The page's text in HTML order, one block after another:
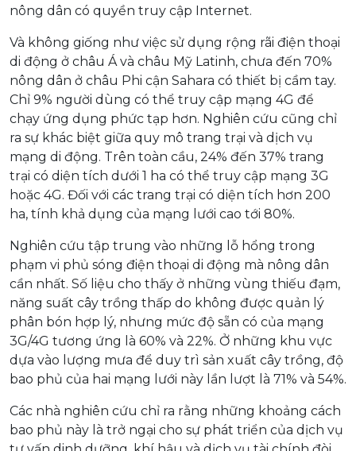
nông dân có quyền truy cập Internet.
Và không giống như việc sử dụng rộng rãi điện thoại
di động ở châu Á và châu Mỹ Latinh, chưa đến 70%
nông dân ở châu Phi cận Sahara có thiết bị cầm tay.
Chỉ 9% người dùng có thể truy cập mạng 4G để
chạy ứng dụng phức tạp hơn. Nghiên cứu cũng chỉ
ra sự khác biệt giữa quy mô trang trại và dịch vụ
mạng di động. Trên toàn cầu, 24% đến 37% trang
trại có diện tích dưới 1 ha có thể truy cập mạng 3G
hoặc 4G. Đối với các trang trại có diện tích hơn 200
ha, tính khả dụng của mạng lưới cao tới 80%.
Nghiên cứu tập trung vào những lỗ hổng trong
phạm vi phủ sóng điện thoại di động mà nông dân
cần nhất. Số liệu cho thấy ở những vùng thiếu đạm,
năng suất cây trồng thấp do không được quản lý
phân bón hợp lý, nhưng mức độ sẵn có của mạng
3G/4G tương ứng là 60% và 22%. Ở những khu vực
dựa vào lượng mưa để duy trì sản xuất cây trồng, độ
bao phủ của hai mạng lưới này lần lượt là 71% và 54%.
Các nhà nghiên cứu chỉ ra rằng những khoảng cách
bao phủ này là trở ngại cho sự phát triển của dịch vụ